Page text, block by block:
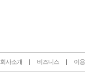
회사소개 비즈니스 이